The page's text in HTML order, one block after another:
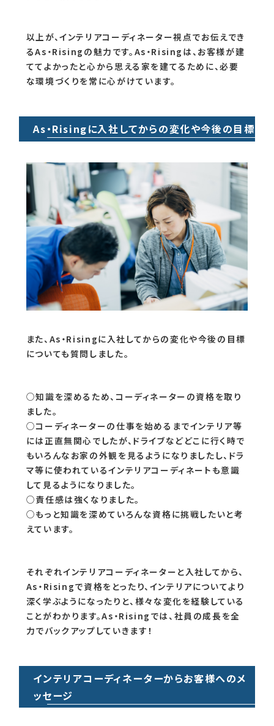
以上が、インテリアコーディネーター視点でお伝えでき
るAs・Risingの魅力です。As・Risingは、お客様が建
ててよかったと心から思える家を建てるために、必要
な環境づくりを常に心がけています。
As・Risingに入社してからの変化や今後の目標
また、As・Risingに入社してからの変化や今後の目標
についても質問しました。
○知識を深めるため、コーディネーターの資格を取り
ました。
○コーディネーターの仕事を始めるまでインテリア等
には正直無関心でしたが、ドライブなどどこに行く時で
もいろんなお家の外観を見るようになりましたし、ドラ
マ等に使われているインテリアコーディネートも意識
して見るようになりました。
○責任感は強くなりました。
○もっと知識を深めていろんな資格に挑戦したいと考
えています。
それぞれインテリアコーディネーターと入社してから、
As・Risingで資格をとったり、インテリアについてより
深く学ぶようになったりと、様々な変化を経験している
ことがわかります。As・Risingでは、社員の成長を全
力でバックアップしていきます！
インテリアコーディネーターからお客様へのメ
ッセージ